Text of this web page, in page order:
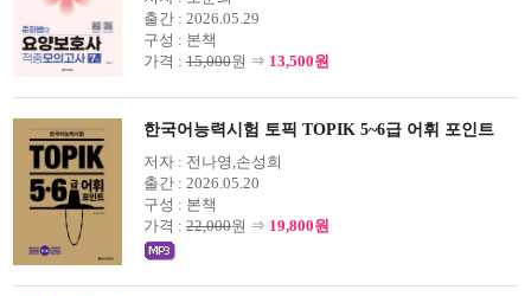
출간 : 2026.05.29
구성 : 본책
가격 : 15,000원 ⇒ 13,500원
한국어능력시험 토픽 TOPIK 5~6급 어휘 포인트
저자 : 전나영,손성희
출간 : 2026.05.20
구성 : 본책
가격 : 22,000원 ⇒ 19,800원